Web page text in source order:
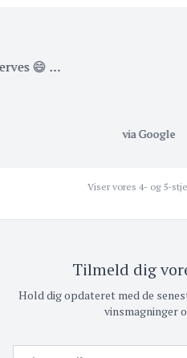
😄 …
via Google
Viser vores 4- og 5-
Tilmeld dig
Hold dig opdateret med de
vinsmagninger